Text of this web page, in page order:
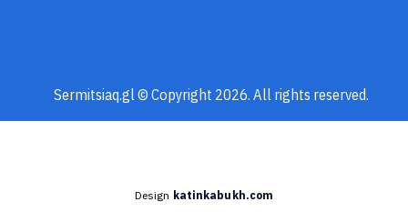
Sermitsiaq.gl © Copyright 2026. All rights reserved.
Design katinkabukh.com